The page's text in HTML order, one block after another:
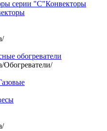
серии "С"Конвекторы
/
обогреватели
/Обогреватели/
/